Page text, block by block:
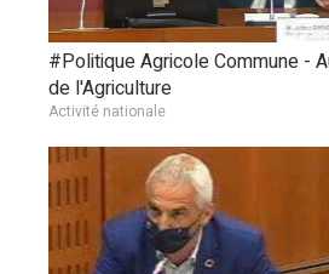
#Politique Agricole Commune -
de l'Agriculture
Activité nationale